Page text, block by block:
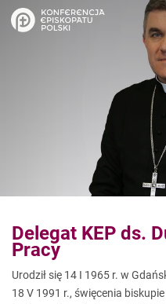
Delegat KEP ds.
Pracy
Urodził się 14 I 1965 r. w
18 V 1991 r., święcenia